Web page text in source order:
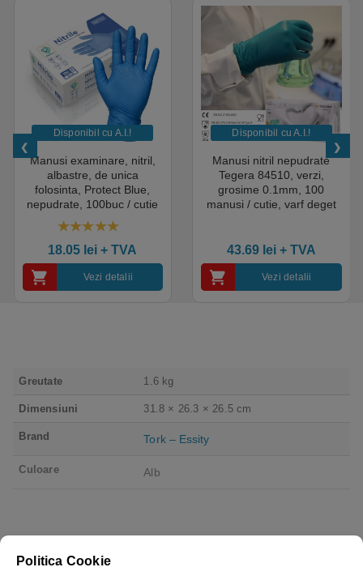
Disponibil cu A.I.​!
Manusi examinare, nitril,
albastre, de unica
folosinta, Protect Blue,
nepudrate, 100buc / cutie
pentru medical, HoReCa,
saloane si domeniul
industrial, calitate premium
18.05 lei + TVA
Vezi detalii
Disponibil cu A.I.​!
Manusi nitril nepudrate
Tegera 84510, verzi,
grosime 0.1mm, 100
manusi / cutie, varf deget
43.69 lei+ TVA
Vezi detalii
Greutate 1.6 kg
Dimensiuni 31.8 × 26.3 × 26.5 cm
Brand Tork – Essity
Culoare Alb
Politica Cookie